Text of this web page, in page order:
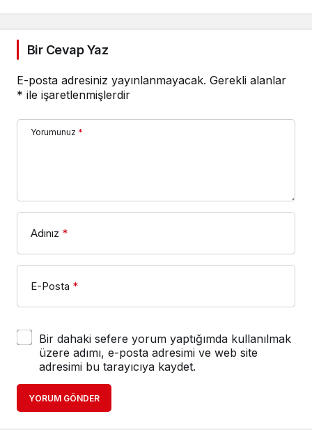
Bir Cevap Yaz
E-posta adresiniz yayınlanmayacak. Gerekli alanlar
* ile işaretlenmişlerdir
Yorumunuz *
Adınız *
E-Posta *
Bir dahaki sefere yorum yaptığımda kullanılmak
üzere adımı, e-posta adresimi ve web site
adresimi bu tarayıcıya kaydet.
YORUM GÖNDER